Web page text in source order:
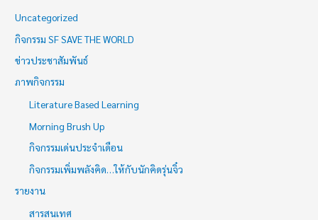
Uncategorized
กิจกรรม SF SAVE THE WORLD
ข่าวประชาสัมพันธ์
ภาพกิจกรรม
Literature Based Learning
Morning Brush Up
กิจกรรมเด่นประจำเดือน
กิจกรรมเพิ่มพลังคิด…ให้กับนักคิดรุ่นจิ๋ว
รายงาน
สารสนเทศ